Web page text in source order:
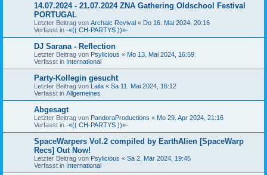
14.07.2024 - 21.07.2024 ZNA Gathering Oldschool Festival
PORTUGAL
Letzter Beitrag von Archaic Revival « Do 16. Mai 2024, 20:16
Verfasst in -«(( CH-PARTYS ))»-
DJ Sarana - Reflection
Letzter Beitrag von Psylicious « Mo 13. Mai 2024, 16:59
Verfasst in International
Party-Kollegin gesucht
Letzter Beitrag von Laila « Sa 11. Mai 2024, 16:12
Verfasst in Allgemeines
Abgesagt
Letzter Beitrag von PandoraProductions « Mo 29. Apr 2024, 21:16
Verfasst in -«(( CH-PARTYS ))»-
SpaceWarpers Vol.2 compiled by EarthAlien [SpaceWarp
Recs] Out Now!
Letzter Beitrag von Psylicious « Sa 2. Mär 2024, 19:45
Verfasst in International